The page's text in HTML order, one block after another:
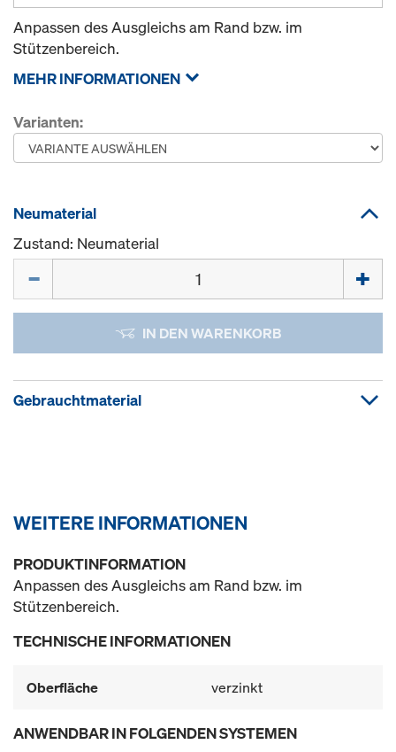
Anpassen des Ausgleichs am Rand bzw. im
Stützenbereich.
MEHR INFORMATIONEN
Varianten:
Neumaterial
Zustand: Neumaterial
IN DEN WARENKORB
Gebrauchtmaterial
WEITERE INFORMATIONEN
PRODUKTINFORMATION
Anpassen des Ausgleichs am Rand bzw. im
Stützenbereich.
TECHNISCHE INFORMATIONEN
Oberfläche verzinkt
ANWENDBAR IN FOLGENDEN SYSTEMEN